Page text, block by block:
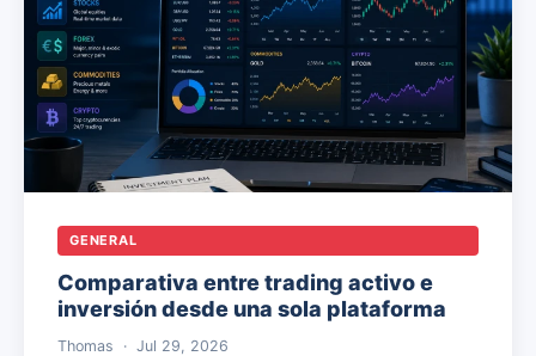
GENERAL
Comparativa entre trading activo e
inversión desde una sola plataforma
Thomas · Jul 29, 2026